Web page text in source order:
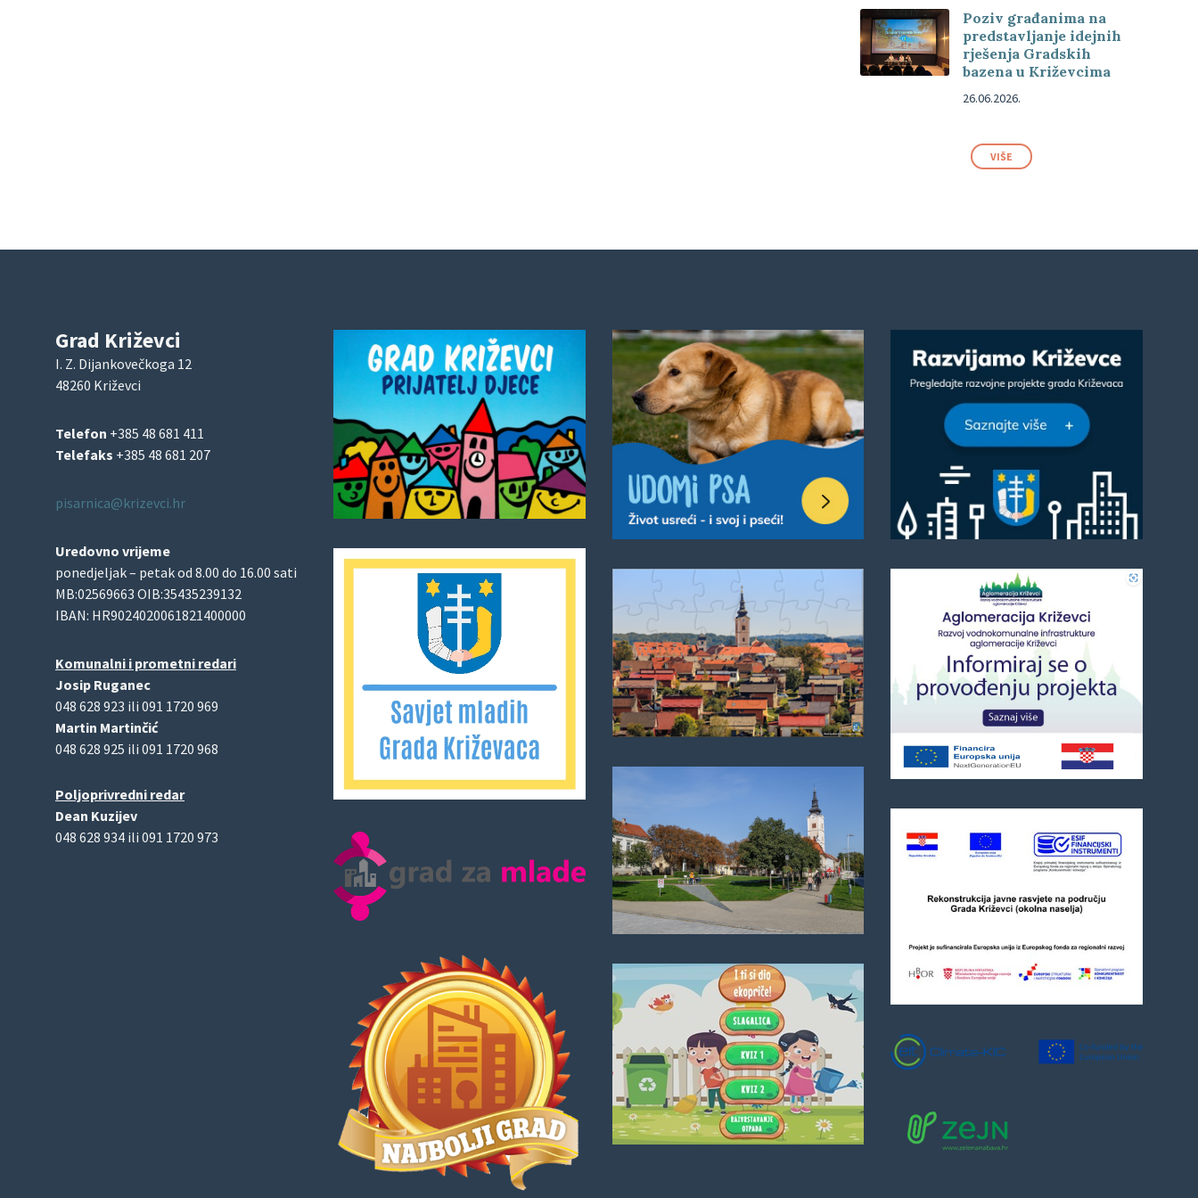
Poziv građanima na
predstavljanje idejnih
rješenja Gradskih
bazena u Križevcima
26.06.2026.
VIŠE
Grad Križevci
I. Z. Dijankovečkoga 12
48260 Križevci
Telefon +385 48 681 411
Telefaks +385 48 681 207
pisarnica@krizevci.hr
Uredovno vrijeme
ponedjeljak – petak od 8.00 do 16.00 sati
MB:02569663 OIB:35435239132
IBAN: HR9024020061821400000
Komunalni i prometni redari
Josip Ruganec
048 628 923 ili 091 1720 969
Martin Martinčić
048 628 925 ili 091 1720 968
Poljoprivredni redar
Dean Kuzijev
048 628 934 ili 091 1720 973